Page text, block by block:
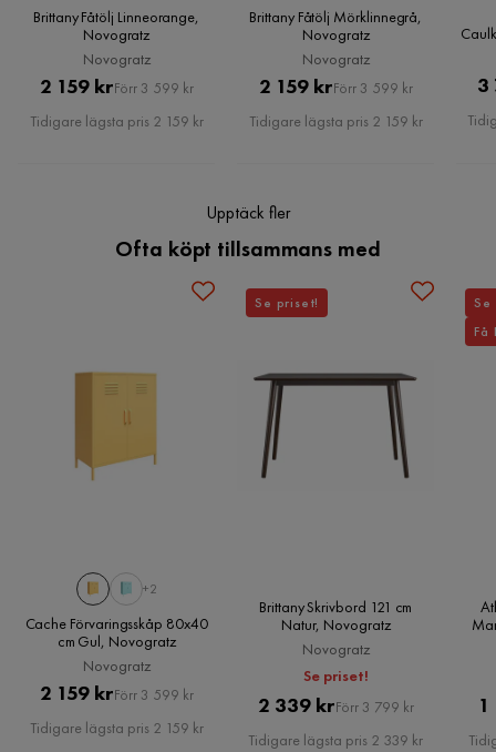
Färg ben
Färg
Brittany Fåtölj Linneorange,
Novogratz
Novogratz
Pris
2 159 krOriginal
Pris
Förr 3 599 kr
Tidigare lägsta pris 2 159 kr
Brittany Fåtölj Mörklinnegrå,
Novogratz
Novogratz
Pris
2 159 krOriginal
Pris
Förr 3 599 kr
Tidigare lägsta pris 2 159 kr
3
Upptäck fler
Ofta köpt tillsammans med
+2
Cache Förvaringsskåp 80x40
cm Gul, Novogratz
Novogratz
Pris
2 159 krOriginal
Pris
Förr 3 599 kr
Tidigare lägsta pris 2 159 kr
Brittany Skrivbord 121 cm
Natur, Novogratz
Novogratz
Se priset!
Pris
2 339 krOriginal
Pris
Förr 3 799 kr
Tidigare lägsta pris 2 339 kr
Se priset!
1
Se
Få